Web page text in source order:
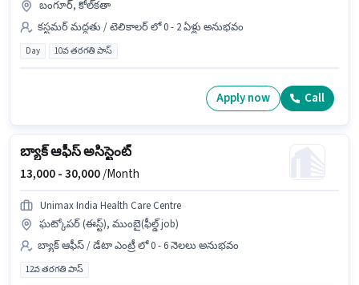
బంగూర్, కోల్‌కతా
కస్టమర్ మద్దతు / టెలికాలర్ లో 0 - 2 ఏళ్లు అనుభవం
Day 10వ తరగతి పాస్
Apply now Call
బ్యాక్ ఆఫీస్ అసిస్టెంట్
13,000 -30,000/Month
Unimax India Health Care Centre
ఘట్కోపర్ (ఈస్ట్), ముంబై(ఫీల్డ్ job)
బ్యాక్ ఆఫీస్ / డేటా ఎంట్రీ లో 0 - 6 నెలలు అనుభవం
12వ తరగతి పాస్